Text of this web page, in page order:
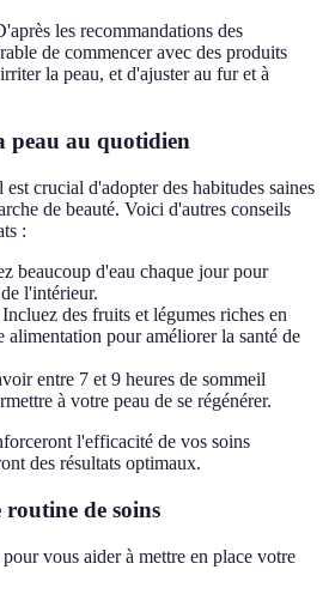
les recommandations des
de commencer avec des produits
la peau, et d'ajuster au fur et à
peau au quotidien
crucial d'adopter des habitudes saines
de beauté. Voici d'autres conseils
:
beaucoup d'eau chaque jour pour
l'intérieur.
Incluez des fruits et légumes riches en
alimentation pour améliorer la santé de
entre 7 et 9 heures de sommeil
à votre peau de se régénérer.
l'efficacité de vos soins
des résultats optimaux.
de soins
vous aider à mettre en place votre